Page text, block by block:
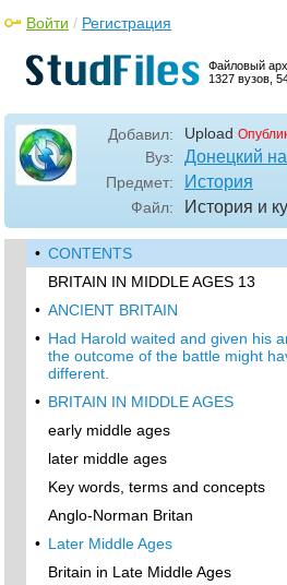
Файловый
1327 вузов,
Войти / Регистрация
Добавил: Upload
Вуз: Донецкий
Предмет: История
Файл: История и
• CONTENTS
BRITAIN IN MIDDLE AGES 13
• ANCIENT BRITAIN
• Had Harold waited and given his
the outcome of the battle might
different.
• BRITAIN IN MIDDLE AGES
early middle ages
later middle ages
Key words, terms and concepts
Anglo-Norman Britan
• Later Middle Ages
Britain in Late Middle Ages